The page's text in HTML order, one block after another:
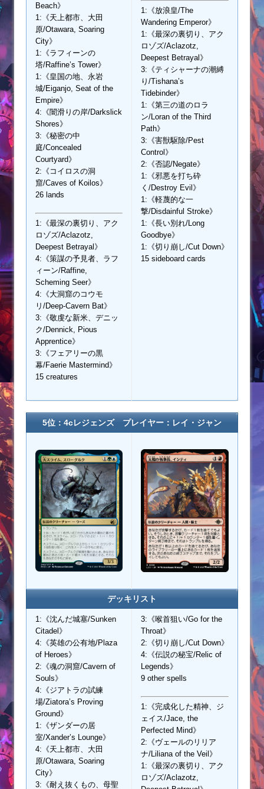
Beach》
1:《天上都市、大田
原/Otawara, Soaring
City》
1:《ラフィーンの
塔/Raffine’s Tower》
1:《皇国の地、永岩
城/Eiganjo, Seat of the
Empire》
4:《闇滑りの岸/Darkslick
Shores》
3:《秘密の中
庭/Concealed
Courtyard》
2:《コイロスの洞
窟/Caves of Koilos》
26 lands
1:《最深の裏切り、アク
ロゾズ/Aclazotz,
Deepest Betrayal》
4:《策謀の予見者、ラフ
ィーン/Raffine,
Scheming Seer》
4:《大洞窟のコウモ
リ/Deep-Cavern Bat》
3:《敬虔な新米、デニッ
ク/Dennick, Pious
Apprentice》
3:《フェアリーの黒
幕/Faerie Mastermind》
15 creatures
1:《放浪皇/The
Wandering Emperor》
1:《最深の裏切り、アク
ロゾズ/Aclazotz,
Deepest Betrayal》
3:《ティシャーナの潮縛
り/Tishana’s
Tidebinder》
1:《第三の道のロラ
ン/Loran of the Third
Path》
3:《害獣駆除/Pest
Control》
2:《否認/Negate》
1:《邪悪を打ち砕
く/Destroy Evil》
1:《軽蔑的な一
撃/Disdainful Stroke》
1:《長い別れ/Long
Goodbye》
1:《切り崩し/Cut Down》
15 sideboard cards
5位：4cレジェンズ プレイヤー： レイ・ジャン
デッキリスト
1:《沈んだ城塞/Sunken
Citadel》
4:《英雄の公有地/Plaza
of Heroes》
2:《魂の洞窟/Cavern of
Souls》
4:《ジアトラの試練
場/Ziatora’s Proving
Ground》
1:《ザンダーの居
室/Xander’s Lounge》
4:《天上都市、大田
原/Otawara, Soaring
City》
3:《耐え抜くもの、母聖
3:《喉首狙い/Go for the
Throat》
2:《切り崩し/Cut Down》
4:《伝説の秘宝/Relic of
Legends》
9 other spells
1:《完成化した精神、ジ
ェイス/Jace, the
Perfected Mind》
2:《ヴェールのリリア
ナ/Liliana of the Veil》
1:《最深の裏切り、アク
ロゾズ/Aclazotz,